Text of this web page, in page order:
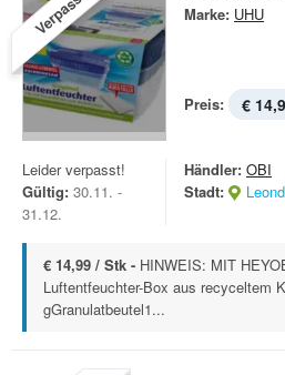
Marke: UHU
Preis: €
Leider verpasst!
Gültig: 30.11. -
31.12.
Händler: OBI
Stadt:
€ 14,99 / Stk - HINWEIS: MIT
Luftentfeuchter-Box aus recyceltem
gGranulatbeutel1...